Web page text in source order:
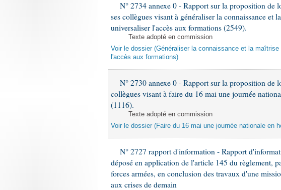
N° 2734 annexe 0 - Rapport sur la proposition de
ses collègues visant à généraliser la connaissance et
universaliser l'accès aux formations (2549).
Texte adopté en commission
Voir le dossier (Généraliser la connaissance et la
l'accès aux formations)
N° 2730 annexe 0 - Rapport sur la proposition de
collègues visant à faire du 16 mai une journée
(1116).
Texte adopté en commission
Voir le dossier (Faire du 16 mai une journée nationale en
N° 2727 rapport d'information - Rapport
déposé en application de l'article 145 du règlement,
forces armées, en conclusion des travaux d'une
aux crises de demain